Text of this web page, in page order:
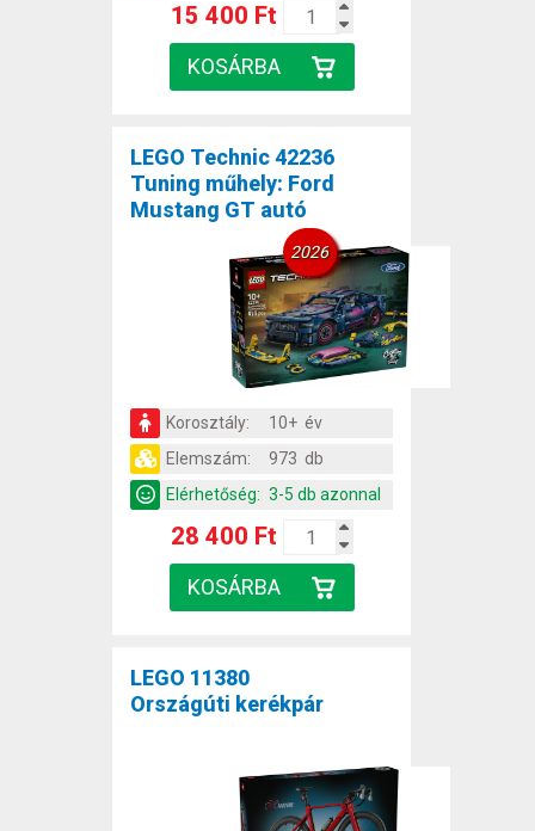
15 400 Ft
LEGO Technic 42236
Tuning műhely: Ford
Mustang GT autó
2026
Korosztály:
10+ év
Elemszám:
973 db
Elérhetőség: 3-5 db azonnal
28 400 Ft
LEGO 11380
Országúti kerékpár